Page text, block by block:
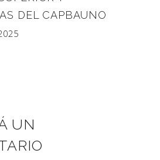
DEL CAPBAUNO
UN